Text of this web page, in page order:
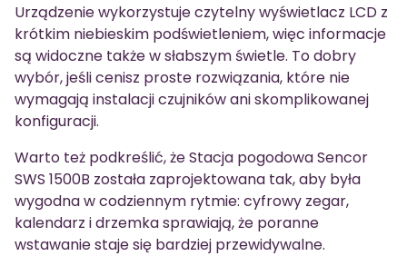
Urządzenie wykorzystuje czytelny wyświetlacz LCD z
krótkim niebieskim podświetleniem, więc informacje
są widoczne także w słabszym świetle. To dobry
wybór, jeśli cenisz proste rozwiązania, które nie
wymagają instalacji czujników ani skomplikowanej
konfiguracji.
Warto też podkreślić, że Stacja pogodowa Sencor
SWS 1500B została zaprojektowana tak, aby była
wygodna w codziennym rytmie: cyfrowy zegar,
kalendarz i drzemka sprawiają, że poranne
wstawanie staje się bardziej przewidywalne.